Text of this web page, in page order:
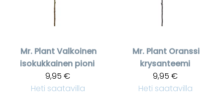
Mr. PlantValkoinen
isokukkainen pioni
9,95 €
Heti saatavilla
Mr. Plant Oranssi
krysanteemi
9,95 €
Heti saatavilla